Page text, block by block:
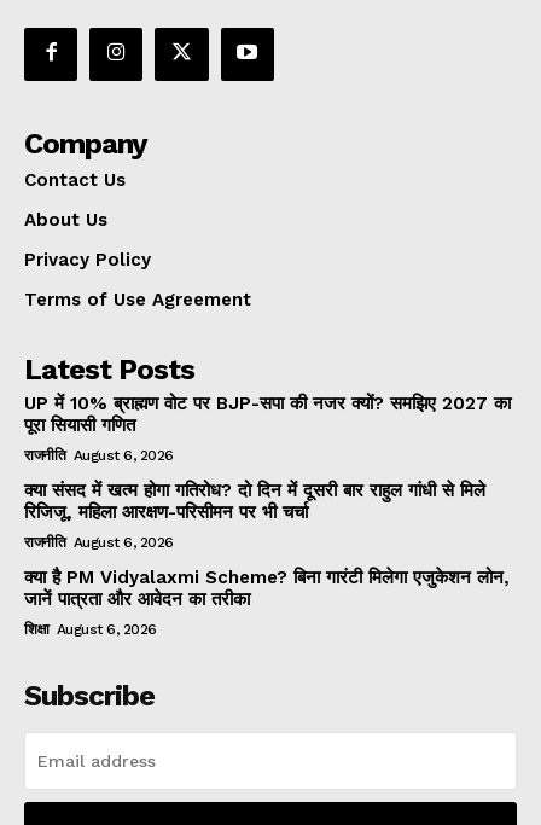
Company
Contact Us
About Us
Privacy Policy
Terms of Use Agreement
Latest Posts
UP में 10% ब्राह्मण वोट पर BJP-सपा की नजर क्यों? समझिए 2027 का
पूरा सियासी गणित
राजनीति August 6, 2026
क्या संसद में खत्म होगा गतिरोध? दो दिन में दूसरी बार राहुल गांधी से मिले
रिजिजू, महिला आरक्षण-परिसीमन पर भी चर्चा
राजनीति August 6, 2026
क्या है PM Vidyalaxmi Scheme? बिना गारंटी मिलेगा एजुकेशन लोन,
जानें पात्रता और आवेदन का तरीका
शिक्षा August 6, 2026
Subscribe